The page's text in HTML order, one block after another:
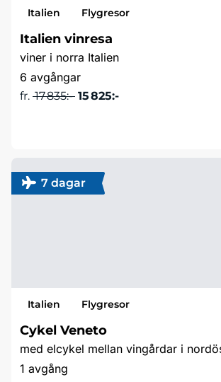
Italien Flygresor
Italien vinresa
viner i norra Italien
6 avgångar
fr. 17 835:- 15 825:-
7 dagar
Italien Flygresor
Cykel Veneto
med elcykel mellan vingårdar i
1 avgång